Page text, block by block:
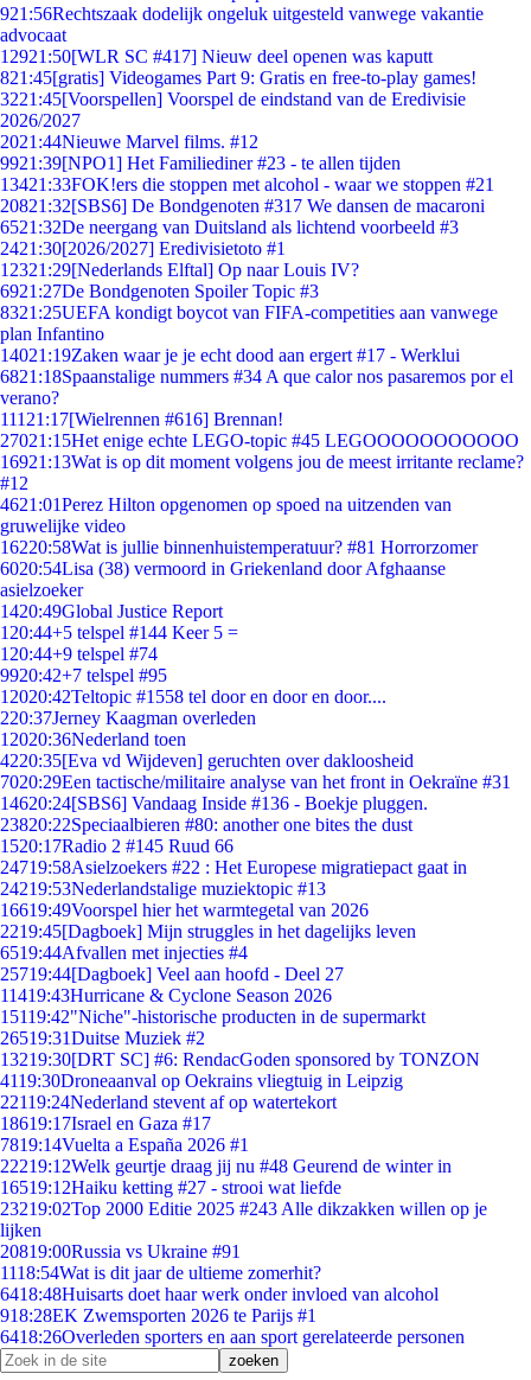
921:56Rechtszaak dodelijk ongeluk uitgesteld vanwege vakantie
advocaat
12921:50[WLR SC #417] Nieuw deel openen was kaputt
821:45[gratis] Videogames Part 9: Gratis en free-to-play games!
3221:45[Voorspellen] Voorspel de eindstand van de Eredivisie
2026/2027
2021:44Nieuwe Marvel films. #12
9921:39[NPO1] Het Familiediner #23 - te allen tijden
13421:33FOK!ers die stoppen met alcohol - waar we stoppen #21
20821:32[SBS6] De Bondgenoten #317 We dansen de macaroni
6521:32De neergang van Duitsland als lichtend voorbeeld #3
2421:30[2026/2027] Eredivisietoto #1
12321:29[Nederlands Elftal] Op naar Louis IV?
6921:27De Bondgenoten Spoiler Topic #3
8321:25UEFA kondigt boycot van FIFA-competities aan vanwege
plan Infantino
14021:19Zaken waar je je echt dood aan ergert #17 - Werklui
6821:18Spaanstalige nummers #34 A que calor nos pasaremos por el
verano?
111 21:17[Wielrennen #616] Brennan!
27021:15Het enige echte LEGO-topic #45 LEGOOOOOOOOOOO
16921:13Wat is op dit moment volgens jou de meest irritante reclame?
#12
4621:01Perez Hilton opgenomen op spoed na uitzenden van
gruwelijke video
16220:58Wat is jullie binnenhuistemperatuur? #81 Horrorzomer
6020:54Lisa (38) vermoord in Griekenland door Afghaanse
asielzoeker
1420:49Global Justice Report
1 20:44+5 telspel #144 Keer 5 =
1 20:44+9 telspel #74
9920:42+7 telspel #95
12020:42Teltopic #1558 tel door en door en door....
220:37Jerney Kaagman overleden
12020:36Nederland toen
4220:35[Eva vd Wijdeven] geruchten over dakloosheid
7020:29Een tactische/militaire analyse van het front in Oekraïne #31
14620:24[SBS6] Vandaag Inside #136 - Boekje pluggen.
23820:22Speciaalbieren #80: another one bites the dust
1520:17Radio 2 #145 Ruud 66
24719:58Asielzoekers #22 : Het Europese migratiepact gaat in
24219:53Nederlandstalige muziektopic #13
16619:49Voorspel hier het warmtegetal van 2026
2219:45[Dagboek] Mijn struggles in het dagelijks leven
6519:44Afvallen met injecties #4
25719:44[Dagboek] Veel aan hoofd - Deel 27
11419:43Hurricane & Cyclone Season 2026
15119:42"Niche"-historische producten in de supermarkt
26519:31Duitse Muziek #2
13219:30[DRT SC] #6: RendacGoden sponsored by TONZON
4119:30Droneaanval op Oekrains vliegtuig in Leipzig
22119:24Nederland stevent af op watertekort
18619:17Israel en Gaza #17
7819:14Vuelta a España 2026 #1
22219:12Welk geurtje draag jij nu #48 Geurend de winter in
16519:12Haiku ketting #27 - strooi wat liefde
23219:02Top 2000 Editie 2025 #243 Alle dikzakken willen op je
lijken
20819:00Russia vs Ukraine #91
1118:54Wat is dit jaar de ultieme zomerhit?
6418:48Huisarts doet haar werk onder invloed van alcohol
918:28EK Zwemsporten 2026 te Parijs #1
6418:26Overleden sporters en aan sport gerelateerde personen